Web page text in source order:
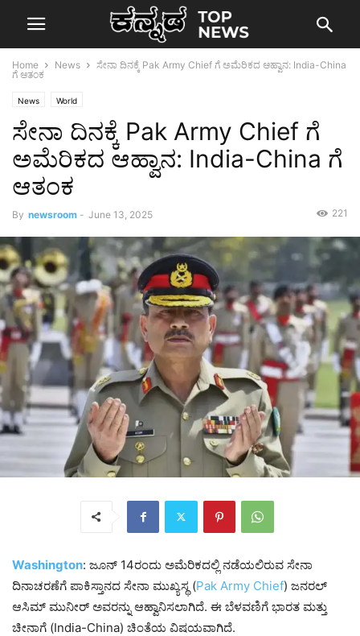
Home News
ಸೇನಾ ದಿನಕ್ಕೆ Pak Army Chief ಗೆ ಅಮೆರಿಕದ ಆಹ್ವಾನ: India-China
ಗೆ ಆತಂಕ
News World
ಸೇನಾ ದಿನಕ್ಕೆ Pak Army Chief ಗೆ
ಅಮೆರಿಕದ ಆಹ್ವಾನ: India-China ಗೆ
ಆತಂಕ
By newsroom - June 13, 2025 221
Washington: ಜೂನ್ 14ರಂದು ಅಮೆರಿಕದಲ್ಲಿ ನಡೆಯಲಿರುವ ಸೇನಾ
ದಿನಾಚರಣೆಗೆ ಪಾಕಿಸ್ತಾನದ ಸೇನಾ ಮುಖ್ಯಸ್ಥ (Pak Army Chief) ಜನರಲ್
ಆಸಿಮ್ ಮುನೀರ್ ಅವರನ್ನು ಆಹ್ವಾನಿಸಲಾಗಿದೆ. ಈ ಬೆಳವಣಿಗೆ ಭಾರತ ಮತ್ತು
ಚೀನಾಗೆ (India-China) ಚಿಂತೆಯ ವಿಷಯವಾಗಿದೆ.